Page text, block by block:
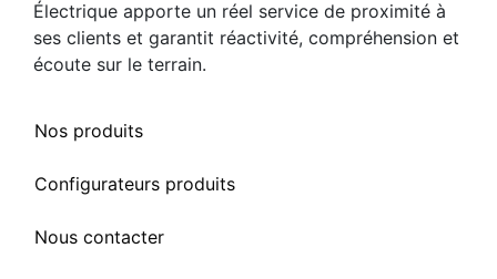
Électrique apporte un réel service de proximité à
ses clients et garantit réactivité, compréhension et
écoute sur le terrain.
Nos produits
Configurateurs produits
Nous contacter